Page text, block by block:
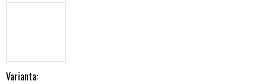
Varianta: